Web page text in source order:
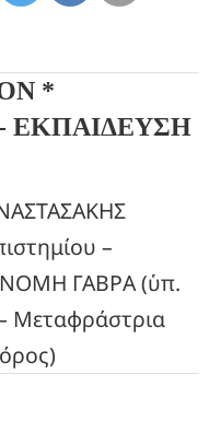
*
ΕΚΠΑΙΔΕΥΣΗ
–
ΓΑΒΡΑ (ὑπ.
Μεταφράστρια